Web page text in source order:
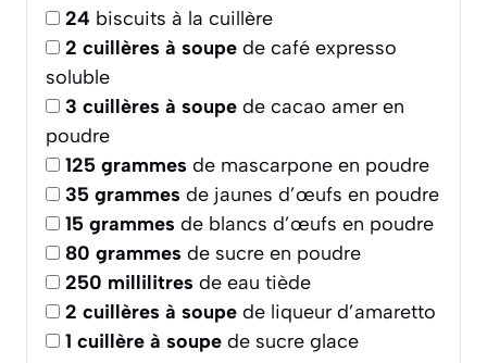
24 biscuits à la cuillère
2 cuillères à soupe de café expresso
soluble
3 cuillères à soupe de cacao amer en
poudre
125 grammes de mascarpone en poudre
35 grammes de jaunes d’œufs en poudre
15 grammes de blancs d’œufs en poudre
80 grammes de sucre en poudre
250 millilitres de eau tiède
2 cuillères à soupe de liqueur d’amaretto
1 cuillère à soupe de sucre glace